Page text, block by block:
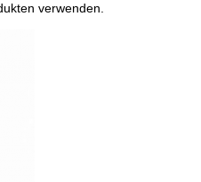
verwenden.